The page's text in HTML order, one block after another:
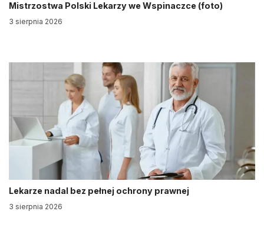
Mistrzostwa Polski Lekarzy we Wspinaczce (foto)
3 sierpnia 2026
Lekarze nadal bez pełnej ochrony prawnej
3 sierpnia 2026